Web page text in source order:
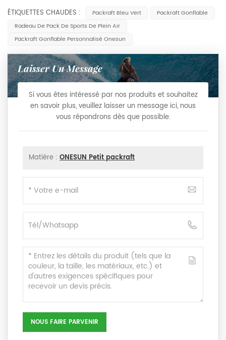
ÉTIQUETTES CHAUDES : Packraft Bleu Vert
Packraft Gonflable
Radeau De Pack De Sports De Plein Air
Packraft Gonflable Personnalisé Onesun
Laisser Un Message
Si vous êtes intéressé par nos produits et souhaitez
en savoir plus, veuillez laisser un message ici, nous
vous répondrons dès que possible.
Matière : ONESUN Petit packraft
NOUS FAIRE PARVENIR